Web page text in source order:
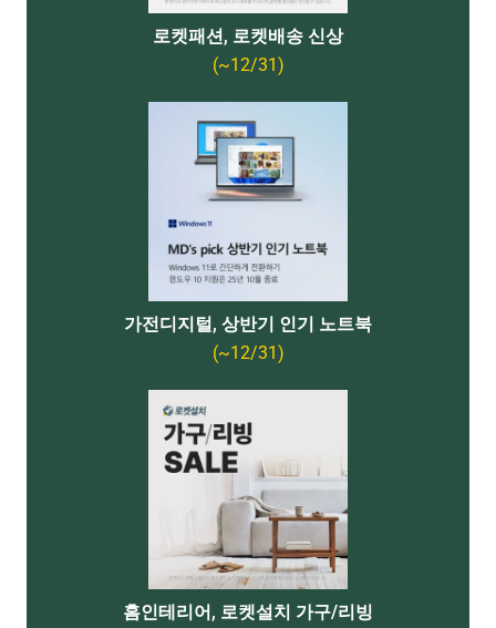
로켓패션, 로켓배송 신상
(~12/31)
가전디지털, 상반기 인기 노트북
(~12/31)
홈인테리어, 로켓설치 가구/리빙